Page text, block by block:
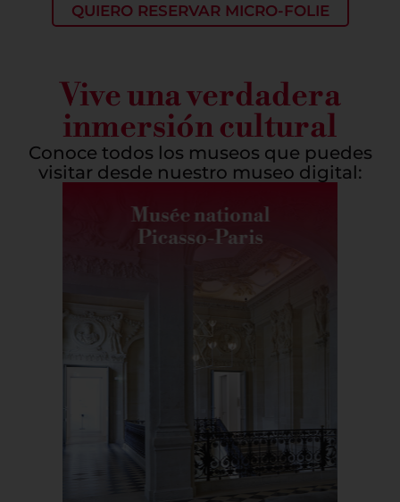
QUIERO RESERVAR MICRO-FOLIE
Vive una verdadera
inmersión cultural
Conoce todos los museos que puedes
visitar desde nuestro museo digital: